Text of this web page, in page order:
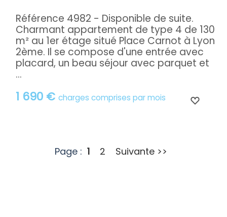
1 690 € charges comprises par mois
Référence 4982 - Disponible de suite.
Charmant appartement de type 4 de 130
m² au 1er étage situé Place Carnot à Lyon
2ème. Il se compose d'une entrée avec
placard, un beau séjour avec parquet et
...
Page : 1 2 Suivante >>